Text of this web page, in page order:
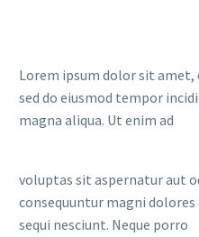
Lorem ipsum dolor sit
sed do eiusmod tempor
magna aliqua. Ut enim ad
voluptas sit aspernatur aut
consequuntur magni
sequi nesciunt. Neque porro